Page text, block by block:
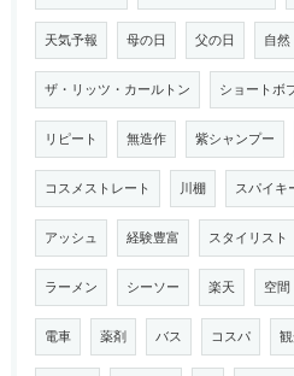
天気予報 母の日 父の日 自然
ザ・リッツ・カールトン ショートボ
リピート 無造作 紫シャンプー
コスメストレート 川棚 スパイキ
アッシュ 経験豊富 スタイリスト
ラーメン シーソー 楽天 空間
電車 薬剤 バス コスパ